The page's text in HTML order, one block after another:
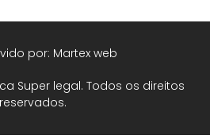
Super legal. Todos os direitos
reservados.
por: Martex web